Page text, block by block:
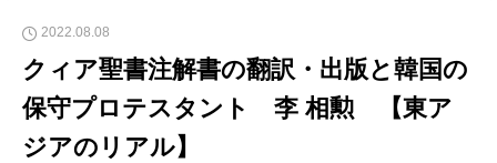
2022.08.08
クィア聖書注解書の翻訳・出版と韓国の
保守プロテスタント 李 相勲 【東ア
ジアのリアル】